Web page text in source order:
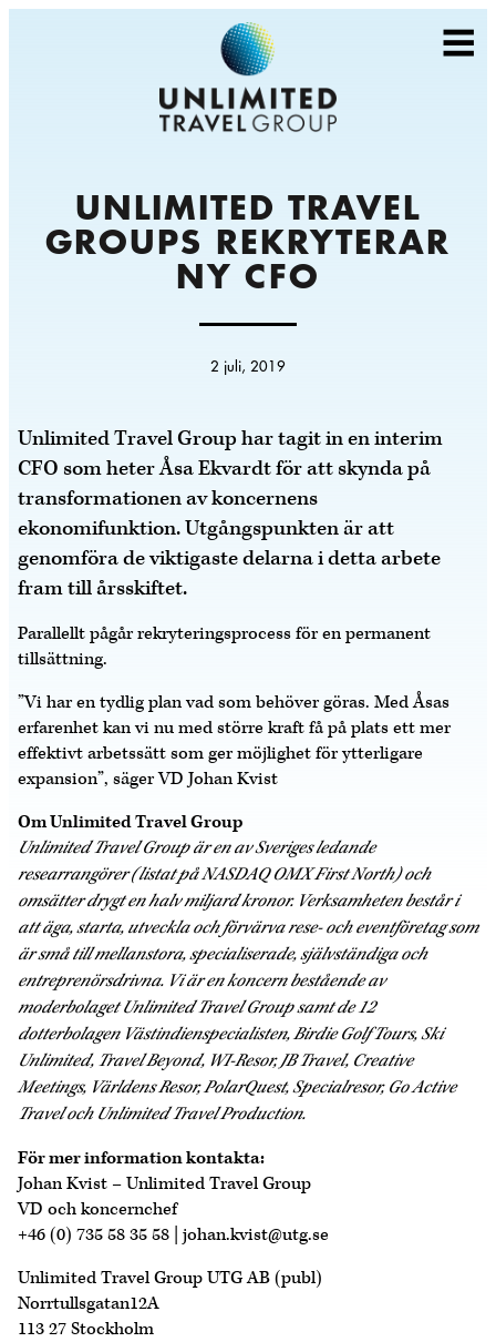
UNLIMITED TRAVEL
GROUPS REKRYTERAR
NY CFO
2 juli, 2019
Unlimited Travel Group har tagit in en interim
CFO som heter Åsa Ekvardt för att skynda på
transformationen av koncernens
ekonomifunktion. Utgångspunkten är att
genomföra de viktigaste delarna i detta arbete
fram till årsskiftet.
Parallellt pågår rekryteringsprocess för en permanent
tillsättning.
”Vi har en tydlig plan vad som behöver göras. Med Åsas
erfarenhet kan vi nu med större kraft få på plats ett mer
effektivt arbetssätt som ger möjlighet för ytterligare
expansion”, säger VD Johan Kvist
Om Unlimited Travel Group
Unlimited Travel Group är en av Sveriges ledande
researrangörer (listat på NASDAQ OMX First North) och
omsätter drygt en halv miljard kronor. Verksamheten består i
att äga, starta, utveckla och förvärva rese- och eventföretag som
är små till mellanstora, specialiserade, självständiga och
entreprenörsdrivna. Vi är en koncern bestående av
moderbolaget Unlimited Travel Group samt de 12
dotterbolagen Västindienspecialisten, Birdie Golf Tours, Ski
Unlimited, Travel Beyond, WI-Resor, JB Travel, Creative
Meetings, Världens Resor, PolarQuest, Specialresor, Go Active
Travel och Unlimited Travel Production.
För mer information kontakta:
Johan Kvist – Unlimited Travel Group
VD och koncernchef
+46 (0) 735 58 35 58 | johan.kvist@utg.se
Unlimited Travel Group UTG AB (publ)
Norrtullsgatan12A
113 27 Stockholm